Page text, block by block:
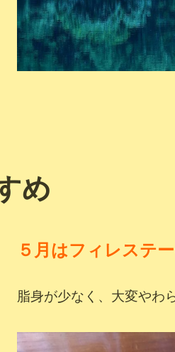
め
５ 月はフィレステ
脂身が少なく、大変やわ